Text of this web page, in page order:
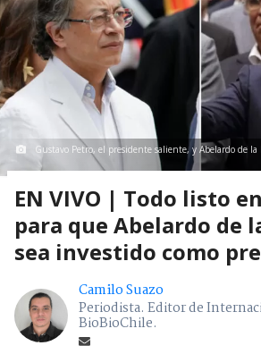
Gustavo Petro, el presidente saliente, y Abelardo de
EN VIVO | Todo listo
para que Abelardo de
sea investido como
Camilo Suazo
Periodista. Editor de
BioBioChile.